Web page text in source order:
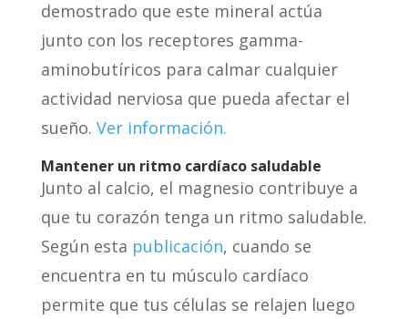
demostrado que este mineral actúa
junto con los receptores gamma-
aminobutíricos para calmar cualquier
actividad nerviosa que pueda afectar el
sueño. Ver información.
Mantener un ritmo cardíaco saludable
Junto al calcio, el magnesio contribuye a
que tu corazón tenga un ritmo saludable.
Según esta publicación, cuando se
encuentra en tu músculo cardíaco
permite que tus células se relajen luego